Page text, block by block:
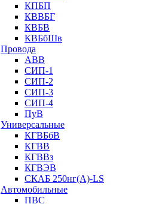
КПБП
КВВБГ
КВБВ
КВБбШв
Провода
АВВ
СИП-1
СИП-2
СИП-3
СИП-4
ПуВ
Универсальные
КГВБбВ
КГВВ
КГВВз
КГВЭВ
СКАБ 250нг(А)-LS
Автомобильные
ПВС